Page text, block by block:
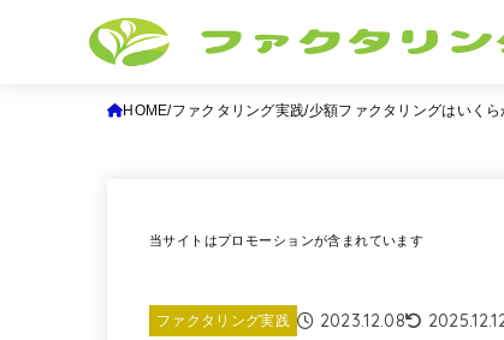
HOME ファクタリング実践 少額ファクタリングはいく
当サイトはプロモーションが含まれています
ファクタリング実践 2023.12.08